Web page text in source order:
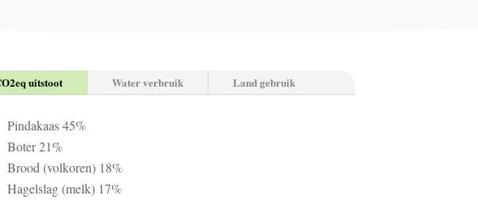
uitstoot Water verbruik Land gebruik
Pindakaas 45%
Boter 21%
Brood (volkoren) 18%
Hagelslag (melk) 17%